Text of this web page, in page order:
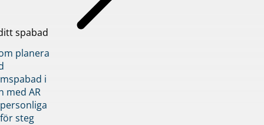
spabad
planera
i
med AR
steg